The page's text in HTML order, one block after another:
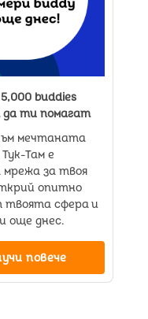
buddies
да ти помагат
мечтаната
Там е
мрежа за твоя
опитно
твоята сфера и
още днес.
повече